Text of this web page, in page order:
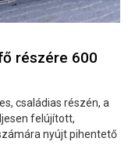
részére 600
családias részén, a
felújított,
nyújt pihentető